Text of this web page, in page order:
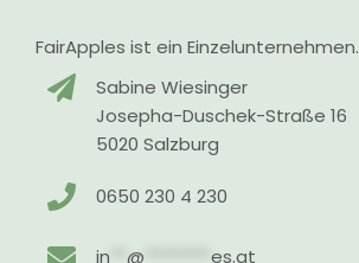
FairApples ist ein Einzelunternehmen.
Sabine Wiesinger
Josepha-Duschek-Straße 16
5020 Salzburg
0650 230 4 230
in **@ ********es.at